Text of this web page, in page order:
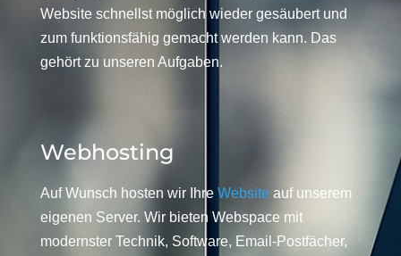
Website schnellst möglich wieder gesäubert und
zum funktionsfähig gemacht werden kann. Das
gehört zu unseren Aufgaben.
Webhosting
Auf Wunsch hosten wir Ihre Website auf unserem
eigenen Server. Wir bieten Webspace mit
modernster Technik, Software, Email-Postfächer,